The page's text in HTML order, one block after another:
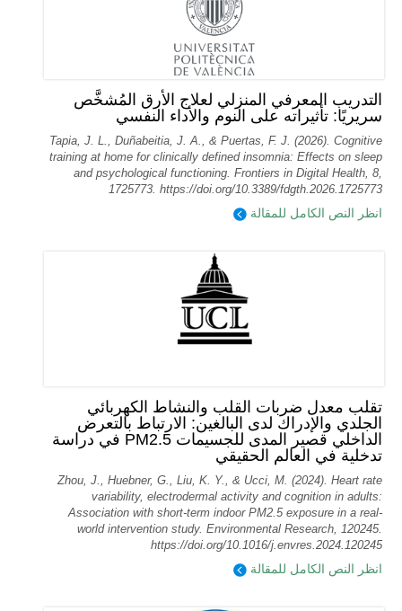
التدريب المعرفي المنزلي لعلاج الأرق المُشخَّص
سريريًا: تأثيراته على النوم والأداء النفسي
Tapia, J. L., Duñabeitia, J. A., & Puertas, F. J. (2026). Cognitive
training at home for clinically defined insomnia: Effects on sleep
and psychological functioning. Frontiers in Digital Health, 8,
1725773. https://doi.org/10.3389/fdgth.2026.1725773
انظر النص الكامل للمقالة
تقلب معدل ضربات القلب والنشاط الكهربائي
الجلدي والإدراك لدى البالغين: الارتباط بالتعرض
الداخلي قصير المدى للجسيمات PM2.5 في دراسة
تدخلية في العالم الحقيقي
Zhou, J., Huebner, G., Liu, K. Y., & Ucci, M. (2024). Heart rate
variability, electrodermal activity and cognition in adults:
Association with short-term indoor PM2.5 exposure in a real-
world intervention study. Environmental Research, 120245.
https://doi.org/10.1016/j.envres.2024.120245
انظر النص الكامل للمقالة